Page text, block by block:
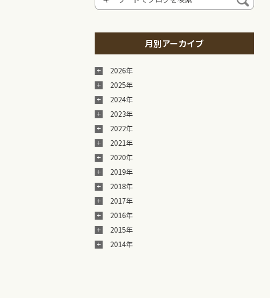
月別アーカイブ
2026年
2025年
2024年
2023年
2022年
2021年
2020年
2019年
2018年
2017年
2016年
2015年
2014年